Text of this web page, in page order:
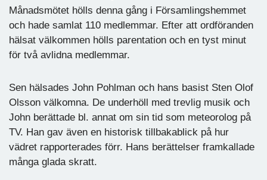
Månadsmötet hölls denna gång i Församlingshemmet
och hade samlat 110 medlemmar. Efter att ordföranden
hälsat välkommen hölls parentation och en tyst minut
för två avlidna medlemmar.
Sen hälsades John Pohlman och hans basist Sten Olof
Olsson välkomna. De underhöll med trevlig musik och
John berättade bl. annat om sin tid som meteorolog på
TV. Han gav även en historisk tillbakablick på hur
vädret rapporterades förr. Hans berättelser framkallade
många glada skratt.